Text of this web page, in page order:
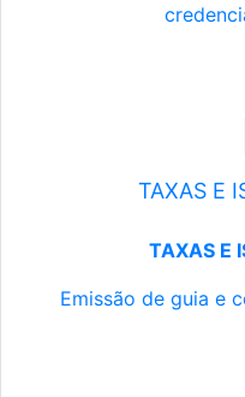
TAXAS E
TAXAS E
Emissão de guia e